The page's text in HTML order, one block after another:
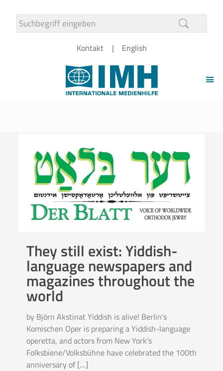
Kontakt English
They still exist: Yiddish-
language newspapers and
magazines throughout the
world
by Björn Akstinat Yiddish is alive! Berlin’s
Komischen Oper is preparing a Yiddish-language
operetta, and actors from New York’s
Folksbiene/Volksbühne have celebrated the 100th
anniversary of […]